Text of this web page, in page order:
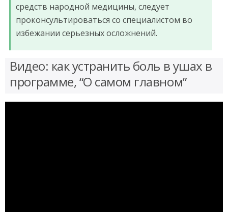
средств народной медицины, следует
проконсультироваться со специалистом во
избежании серьезных осложнений.
Видео: как устранить боль в ушах в
программе, “О самом главном”